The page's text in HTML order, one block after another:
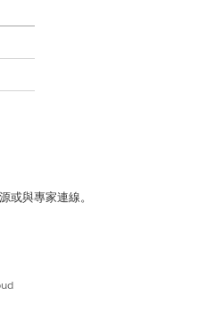
或與專家連線。